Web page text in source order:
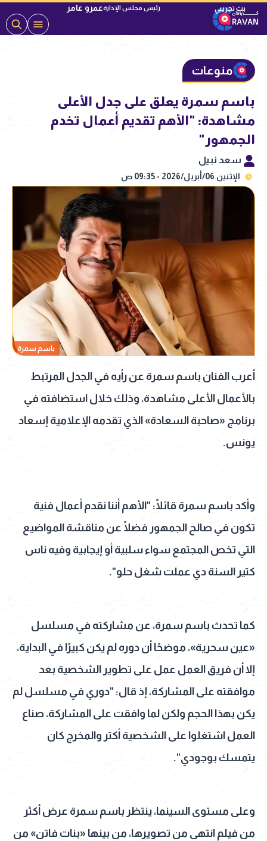
رئيس مجلس الإدارةعمرو عامر
منوعات
باسم سمرة يعلق على جدل الأعلى
مشاهدة: "الأهم تقديم أعمال تخدم
الجمهور"
سعد نبيل
الإثنين 06/أبريل/2026 - 09:35 ص
باسم سمرة
أعرب الفنان باسم سمرة عن رأيه في الجدل المرتبط
بالأعمال الأعلى مشاهدة، وذلك خلال استضافته في
برنامج «صاحبة السعادة» الذي تقدمه الإعلامية إسعاد
يونس.
وأكد باسم سمرة قائلًا: "الأهم أننا نقدم أعمال فنية
تكون في صالح الجمهور فضلًا عن مناقشة المواضيع
التي تخص المجتمع سواء سلبية أو إيجابية وفيه ناس
كتير السنة دي عملت شغل حلو".
كما تحدث باسم سمرة، عن مشاركته في مسلسل
«عين سحرية»، موضحًا أن دوره لم يكن كبيرًا في البداية،
إلا أن فريق العمل عمل على تطوير الشخصية بعد
موافقته على المشاركة، إذ قال: "دوري في مسلسل لم
يكن بهذا الحجم ولكن لما وافقت على المشاركة، صناع
العمل اشتغلوا على الشخصية أكتر والمخرج كان
يتمسك بوجودي".
وعلى مستوى السينما، ينتظر باسم سمرة عرض أكثر
من فيلم انتهى من تصويرها، من بينها «بنات فاتن» من